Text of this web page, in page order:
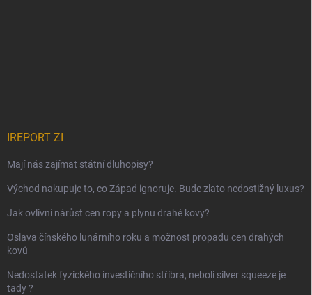
IREPORT ZI
Mají nás zajímat státní dluhopisy?
Východ nakupuje to, co Západ ignoruje. Bude zlato nedostižný luxus?
Jak ovlivní nárůst cen ropy a plynu drahé kovy?
Oslava čínského lunárního roku a možnost propadu cen drahých
kovů
Nedostatek fyzického investičního stříbra, neboli silver squeeze je
tady ?